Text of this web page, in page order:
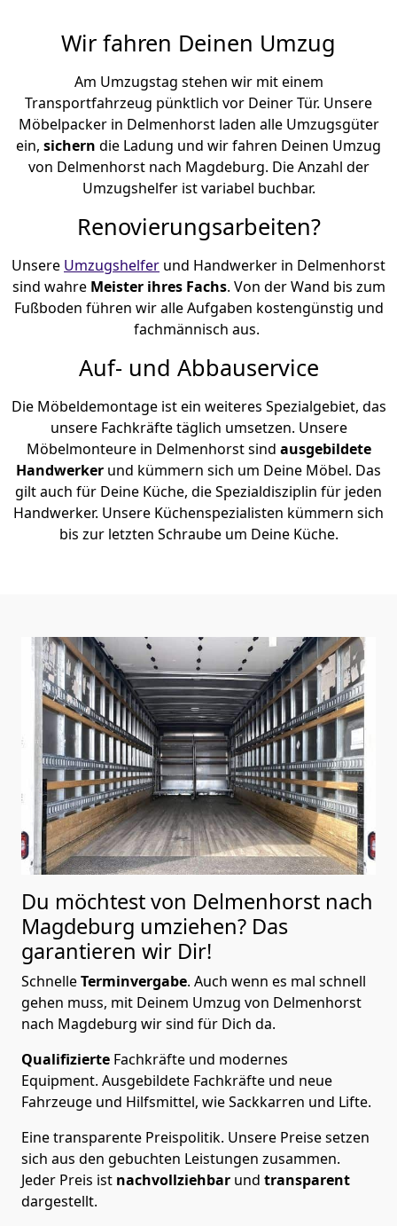
Wir fahren Deinen Umzug
Am Umzugstag stehen wir mit einem
Transportfahrzeug pünktlich vor Deiner Tür. Unsere
Möbelpacker in Delmenhorst laden alle Umzugsgüter
ein, sichern die Ladung und wir fahren Deinen Umzug
von Delmenhorst nach Magdeburg. Die Anzahl der
Umzugshelfer ist variabel buchbar.
Renovierungsarbeiten?
Unsere Umzugshelfer und Handwerker in Delmenhorst
sind wahre Meister ihres Fachs. Von der Wand bis zum
Fußboden führen wir alle Aufgaben kostengünstig und
fachmännisch aus.
Auf- und Abbauservice
Die Möbeldemontage ist ein weiteres Spezialgebiet, das
unsere Fachkräfte täglich umsetzen. Unsere
Möbelmonteure in Delmenhorst sind ausgebildete
Handwerker und kümmern sich um Deine Möbel. Das
gilt auch für Deine Küche, die Spezialdisziplin für jeden
Handwerker. Unsere Küchenspezialisten kümmern sich
bis zur letzten Schraube um Deine Küche.
Du möchtest von Delmenhorst nach
Magdeburg umziehen? Das
garantieren wir Dir!
SchnelleTerminvergabe. Auch wenn es mal schnell
gehen muss, mit Deinem Umzug von Delmenhorst
nach Magdeburg wir sind für Dich da.
Qualifizierte Fachkräfte und modernes
Equipment. Ausgebildete Fachkräfte und neue
Fahrzeuge und Hilfsmittel, wie Sackkarren und Lifte.
Eine transparente Preispolitik. Unsere Preise setzen
sich aus den gebuchten Leistungen zusammen.
Jeder Preis ist nachvollziehbar und transparent
dargestellt.